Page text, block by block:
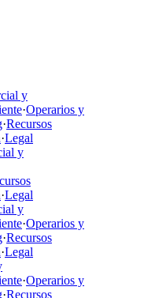
y
·Operarios y
·Recursos
·Legal
y
·Legal
y
·Operarios y
·Recursos
·Legal
·Operarios y
·Recursos